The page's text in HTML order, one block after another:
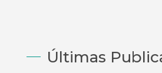
Últimas